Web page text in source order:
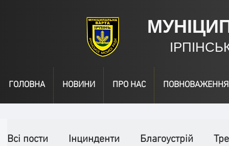
ГОЛОВНА НОВИНИ ПРО НАС ПОВНОВАЖЕННЯ
Всі пости Інцинденти Благоустрій